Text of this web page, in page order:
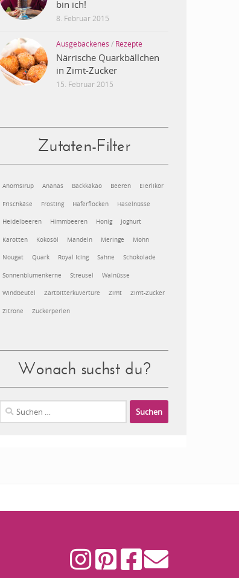
bin ich!
8. Februar 2015
Ausgebackenes / Rezepte
Närrische Quarkbällchen
in Zimt-Zucker
15. Februar 2015
Zutaten-Filter
Ahornsirup Ananas Backkakao Beeren Eierlikör
Frischkäse Frosting Haferflocken Haselnüsse
Heidelbeeren Himmbeeren Honig Joghurt
Karotten Kokosöl Mandeln Meringe Mohn
Nougat Quark Royal Icing Sahne Schokolade
Sonnenblumenkerne Streusel Walnüsse
Windbeutel Zartbitterkuvertüre Zimt Zimt-Zucker
Zitrone Zuckerperlen
Wonach suchst du?
Suchen
nach: